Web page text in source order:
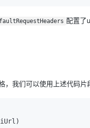
配置了
我们可以使用上述代码片
)